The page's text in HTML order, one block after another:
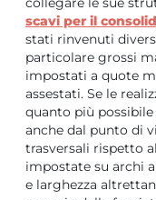
scavi per il
stati rinvenuti
particolare grossi
impostati a quote
assestati. Se le
quanto più
anche dal punto di
trasversali rispetto
impostate su archi
e larghezza